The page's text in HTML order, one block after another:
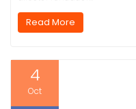
Read More
4
Oct